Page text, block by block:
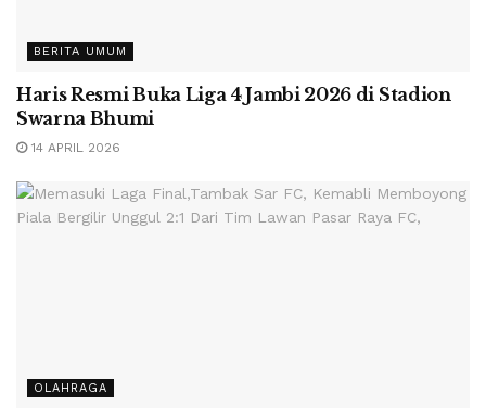
BERITA UMUM
Haris Resmi Buka Liga 4 Jambi 2026 di Stadion
Swarna Bhumi
14 APRIL 2026
OLAHRAGA